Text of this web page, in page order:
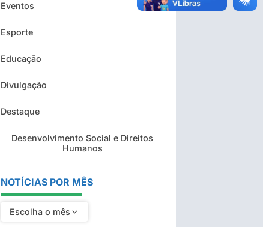
Eventos
Esporte
Educação
Divulgação
Destaque
Desenvolvimento Social e Direitos
Humanos
NOTÍCIAS POR MÊS
Escolha o mês